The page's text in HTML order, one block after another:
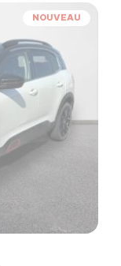
NOUVEAU